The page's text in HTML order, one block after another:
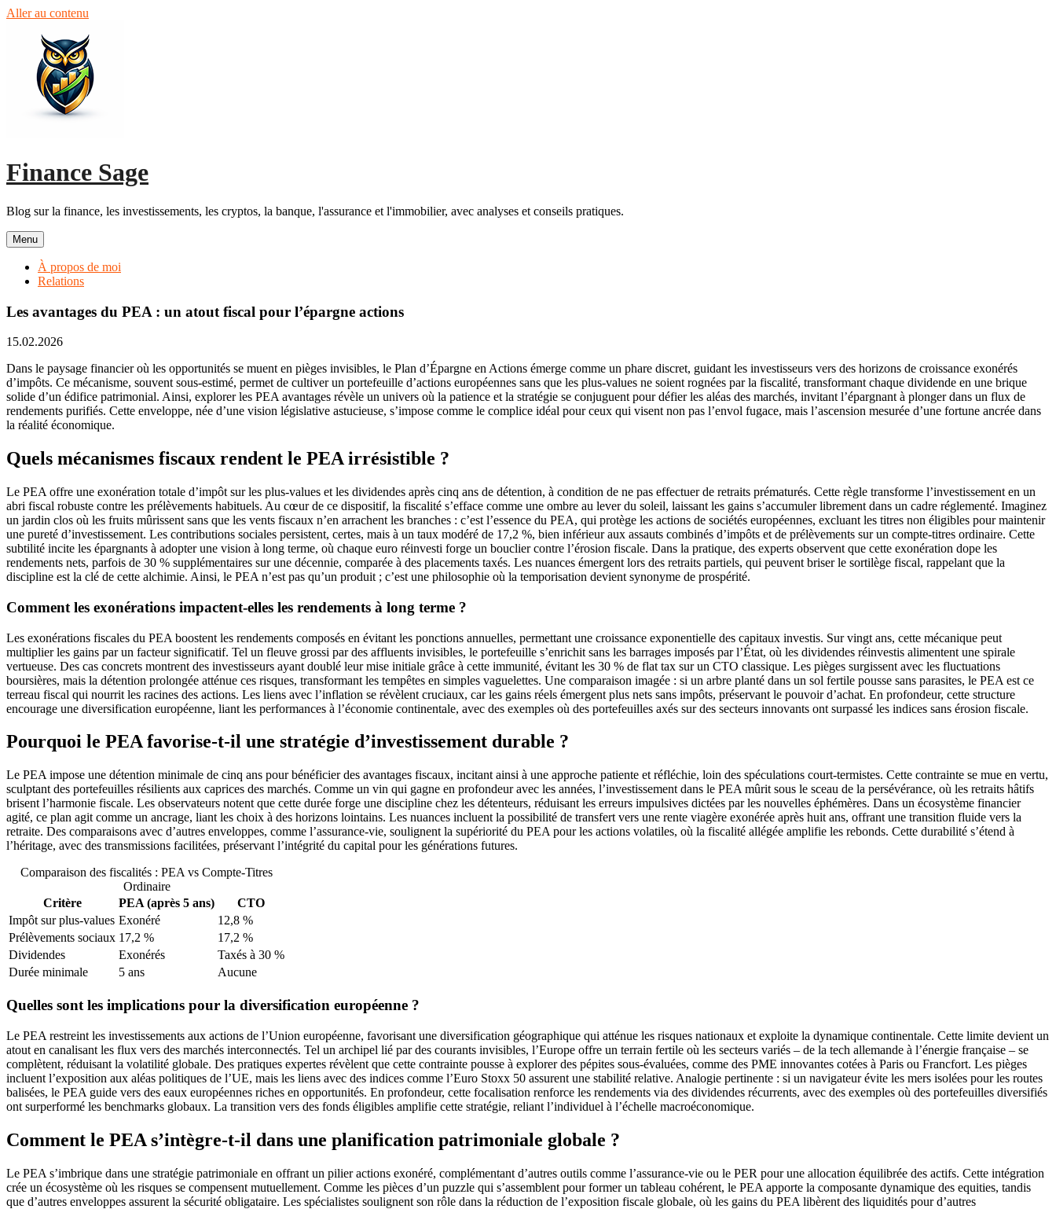
Aller au contenu
Finance Sage
Blog sur la finance, les investissements, les cryptos, la banque, l'assurance et l'immobilier, avec analyses et conseils pratiques.
Menu
À propos de moi
Relations
Les avantages du PEA : un atout fiscal pour l’épargne actions
15.02.2026
Dans le paysage financier où les opportunités se muent en pièges invisibles, le Plan d’Épargne en Actions émerge comme un phare discret, guidant les investisseurs vers des horizons de croissance exonérés
d’impôts. Ce mécanisme, souvent sous-estimé, permet de cultiver un portefeuille d’actions européennes sans que les plus-values ne soient rognées par la fiscalité, transformant chaque dividende en une brique
solide d’un édifice patrimonial. Ainsi, explorer les PEA avantages révèle un univers où la patience et la stratégie se conjuguent pour défier les aléas des marchés, invitant l’épargnant à plonger dans un flux de
rendements purifiés. Cette enveloppe, née d’une vision législative astucieuse, s’impose comme le complice idéal pour ceux qui visent non pas l’envol fugace, mais l’ascension mesurée d’une fortune ancrée dans
la réalité économique.
Quels mécanismes fiscaux rendent le PEA irrésistible ?
Le PEA offre une exonération totale d’impôt sur les plus-values et les dividendes après cinq ans de détention, à condition de ne pas effectuer de retraits prématurés. Cette règle transforme l’investissement en un
abri fiscal robuste contre les prélèvements habituels. Au cœur de ce dispositif, la fiscalité s’efface comme une ombre au lever du soleil, laissant les gains s’accumuler librement dans un cadre réglementé. Imaginez
un jardin clos où les fruits mûrissent sans que les vents fiscaux n’en arrachent les branches : c’est l’essence du PEA, qui protège les actions de sociétés européennes, excluant les titres non éligibles pour maintenir
une pureté d’investissement. Les contributions sociales persistent, certes, mais à un taux modéré de 17,2 %, bien inférieur aux assauts combinés d’impôts et de prélèvements sur un compte-titres ordinaire. Cette
subtilité incite les épargnants à adopter une vision à long terme, où chaque euro réinvesti forge un bouclier contre l’érosion fiscale. Dans la pratique, des experts observent que cette exonération dope les
rendements nets, parfois de 30 % supplémentaires sur une décennie, comparée à des placements taxés. Les nuances émergent lors des retraits partiels, qui peuvent briser le sortilège fiscal, rappelant que la
discipline est la clé de cette alchimie. Ainsi, le PEA n’est pas qu’un produit ; c’est une philosophie où la temporisation devient synonyme de prospérité.
Comment les exonérations impactent-elles les rendements à long terme ?
Les exonérations fiscales du PEA boostent les rendements composés en évitant les ponctions annuelles, permettant une croissance exponentielle des capitaux investis. Sur vingt ans, cette mécanique peut
multiplier les gains par un facteur significatif. Tel un fleuve grossi par des affluents invisibles, le portefeuille s’enrichit sans les barrages imposés par l’État, où les dividendes réinvestis alimentent une spirale
vertueuse. Des cas concrets montrent des investisseurs ayant doublé leur mise initiale grâce à cette immunité, évitant les 30 % de flat tax sur un CTO classique. Les pièges surgissent avec les fluctuations
boursières, mais la détention prolongée atténue ces risques, transformant les tempêtes en simples vaguelettes. Une comparaison imagée : si un arbre planté dans un sol fertile pousse sans parasites, le PEA est ce
terreau fiscal qui nourrit les racines des actions. Les liens avec l’inflation se révèlent cruciaux, car les gains réels émergent plus nets sans impôts, préservant le pouvoir d’achat. En profondeur, cette structure
encourage une diversification européenne, liant les performances à l’économie continentale, avec des exemples où des portefeuilles axés sur des secteurs innovants ont surpassé les indices sans érosion fiscale.
Pourquoi le PEA favorise-t-il une stratégie d’investissement durable ?
Le PEA impose une détention minimale de cinq ans pour bénéficier des avantages fiscaux, incitant ainsi à une approche patiente et réfléchie, loin des spéculations court-termistes. Cette contrainte se mue en vertu,
sculptant des portefeuilles résilients aux caprices des marchés. Comme un vin qui gagne en profondeur avec les années, l’investissement dans le PEA mûrit sous le sceau de la persévérance, où les retraits hâtifs
brisent l’harmonie fiscale. Les observateurs notent que cette durée forge une discipline chez les détenteurs, réduisant les erreurs impulsives dictées par les nouvelles éphémères. Dans un écosystème financier
agité, ce plan agit comme un ancrage, liant les choix à des horizons lointains. Les nuances incluent la possibilité de transfert vers une rente viagère exonérée après huit ans, offrant une transition fluide vers la
retraite. Des comparaisons avec d’autres enveloppes, comme l’assurance-vie, soulignent la supériorité du PEA pour les actions volatiles, où la fiscalité allégée amplifie les rebonds. Cette durabilité s’étend à
l’héritage, avec des transmissions facilitées, préservant l’intégrité du capital pour les générations futures.
Comparaison des fiscalités : PEA vs Compte-Titres
Ordinaire
Critère
PEA (après 5 ans)
CTO
Impôt sur plus-values Exonéré
12,8 %
Prélèvements sociaux 17,2 %
17,2 %
Dividendes
Exonérés
Taxés à 30 %
Durée minimale
5 ans Aucune
Quelles sont les implications pour la diversification européenne ?
Le PEA restreint les investissements aux actions de l’Union européenne, favorisant une diversification géographique qui atténue les risques nationaux et exploite la dynamique continentale. Cette limite devient un
atout en canalisant les flux vers des marchés interconnectés. Tel un archipel lié par des courants invisibles, l’Europe offre un terrain fertile où les secteurs variés – de la tech allemande à l’énergie française – se
complètent, réduisant la volatilité globale. Des pratiques expertes révèlent que cette contrainte pousse à explorer des pépites sous-évaluées, comme des PME innovantes cotées à Paris ou Francfort. Les pièges
incluent l’exposition aux aléas politiques de l’UE, mais les liens avec des indices comme l’Euro Stoxx 50 assurent une stabilité relative. Analogie pertinente : si un navigateur évite les mers isolées pour les routes
balisées, le PEA guide vers des eaux européennes riches en opportunités. En profondeur, cette focalisation renforce les rendements via des dividendes récurrents, avec des exemples où des portefeuilles diversifiés
ont surperformé les benchmarks globaux. La transition vers des fonds éligibles amplifie cette stratégie, reliant l’individuel à l’échelle macroéconomique.
Comment le PEA s’intègre-t-il dans une planification patrimoniale globale ?
Le PEA s’imbrique dans une stratégie patrimoniale en offrant un pilier actions exonéré, complémentant d’autres outils comme l’assurance-vie ou le PER pour une allocation équilibrée des actifs. Cette intégration
crée un écosystème où les risques se compensent mutuellement. Comme les pièces d’un puzzle qui s’assemblent pour former un tableau cohérent, le PEA apporte la composante dynamique des equities, tandis
que d’autres enveloppes assurent la sécurité obligataire. Les spécialistes soulignent son rôle dans la réduction de l’exposition fiscale globale, où les gains du PEA libèrent des liquidités pour d’autres